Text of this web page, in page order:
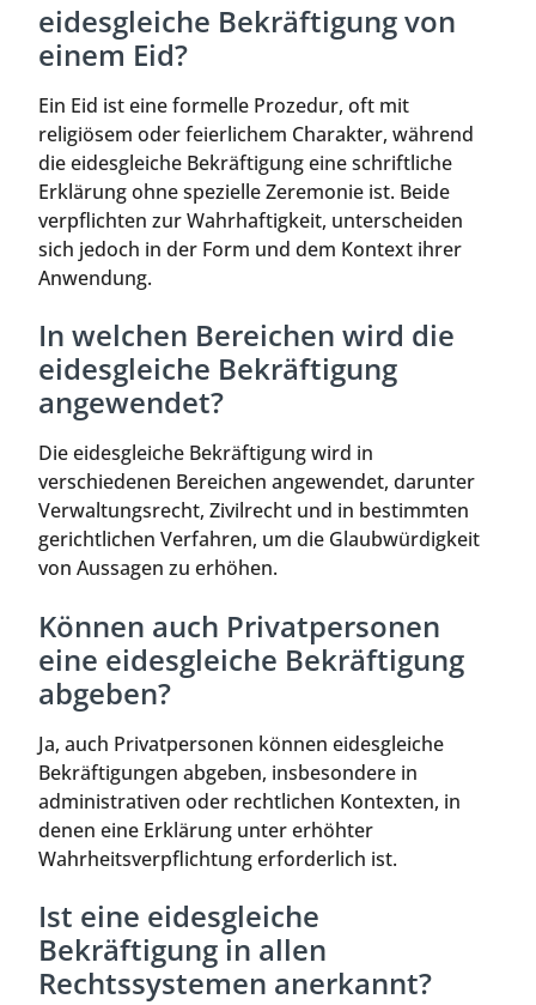
eidesgleiche Bekräftigung von
einem Eid?
Ein Eid ist eine formelle Prozedur, oft mit
religiösem oder feierlichem Charakter, während
die eidesgleiche Bekräftigung eine schriftliche
Erklärung ohne spezielle Zeremonie ist. Beide
verpflichten zur Wahrhaftigkeit, unterscheiden
sich jedoch in der Form und dem Kontext ihrer
Anwendung.
In welchen Bereichen wird die
eidesgleiche Bekräftigung
angewendet?
Die eidesgleiche Bekräftigung wird in
verschiedenen Bereichen angewendet, darunter
Verwaltungsrecht, Zivilrecht und in bestimmten
gerichtlichen Verfahren, um die Glaubwürdigkeit
von Aussagen zu erhöhen.
Können auch Privatpersonen
eine eidesgleiche Bekräftigung
abgeben?
Ja, auch Privatpersonen können eidesgleiche
Bekräftigungen abgeben, insbesondere in
administrativen oder rechtlichen Kontexten, in
denen eine Erklärung unter erhöhter
Wahrheitsverpflichtung erforderlich ist.
Ist eine eidesgleiche
Bekräftigung in allen
Rechtssystemen anerkannt?